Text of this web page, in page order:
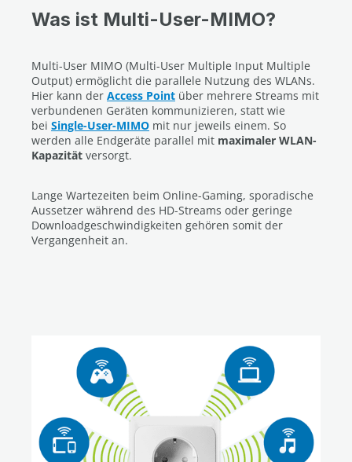
Was ist Multi-User-MIMO?
Multi-User MIMO (Multi-User Multiple Input Multiple
Output) ermöglicht die parallele Nutzung des WLANs.
Hier kann der Access Point über mehrere Streams mit
verbundenen Geräten kommunizieren, statt wie
bei Single-User-MIMO mit nur jeweils einem. So
werden alle Endgeräte parallel mit maximaler WLAN-
Kapazität versorgt.
Lange Wartezeiten beim Online-Gaming, sporadische
Aussetzer während des HD-Streams oder geringe
Downloadgeschwindigkeiten gehören somit der
Vergangenheit an.